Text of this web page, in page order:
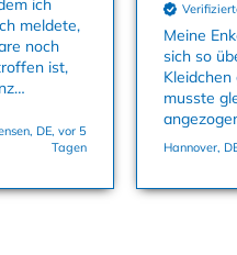
meldete,
noch
ist,
zukommen
Viele
DE, vor 5
Tagen
Meine
sich so
musste
dass
und es
Hannover,